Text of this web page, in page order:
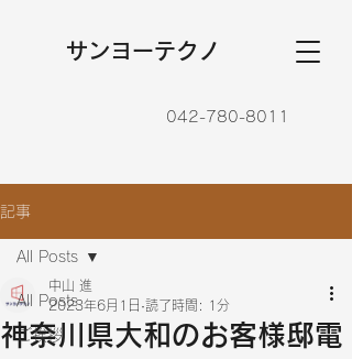
​サンヨーテクノ
042-780-8011
記事
All Posts
ご挨拶
All Posts
神奈川県大和のお客様邸電
中山 進
2023年6月1日 読了時間: 1分